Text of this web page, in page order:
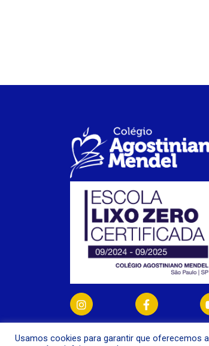
Usamos cookies para garantir que oferecemos